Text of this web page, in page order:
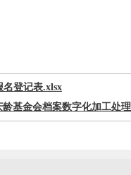
名登记表.xlsx
基金会档案数字化加工处